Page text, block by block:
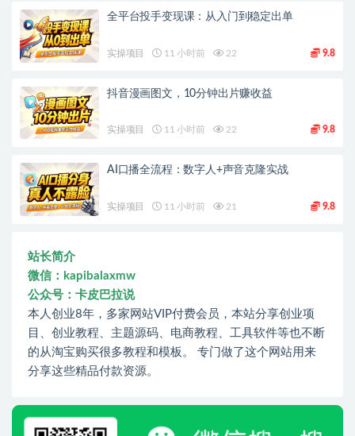
全平台投手变现课：从入门到稳定出单
实操项目 11 小时前 22 9.8
抖音漫画图文，10分钟出片赚收益
实操项目 11 小时前 22 9.8
AI口播全流程：数字人+声音克隆实战
实操项目 11 小时前 21 9.8
站长简介
微信：kapibalaxmw
公众号：卡皮巴拉说
本人创业8年，多家网站VIP付费会员，本站分享创业项
目、创业教程、主题源码、电商教程、工具软件等也不断
的从淘宝购买很多教程和模板。 专门做了这个网站用来
分享这些精品付款资源。